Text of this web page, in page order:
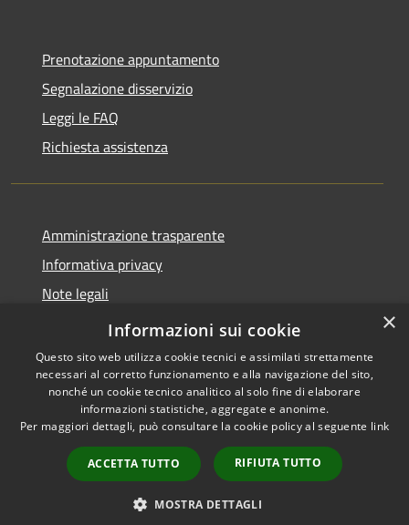
Prenotazione appuntamento
Segnalazione disservizio
Leggi le FAQ
Richiesta assistenza
Amministrazione trasparente
Informativa privacy
Note legali
Dichiarazione di accessibilità
Accessibilità
Copyright © 2026 • Comune di
Cene • Powered by
Municipium•
Accesso
redazione
×
Informazioni sui cookie
Questo sito web utilizza cookie tecnici e assimilati strettamente
necessari al corretto funzionamento e alla navigazione del sito,
nonché un cookie tecnico analitico al solo fine di elaborare
informazioni statistiche, aggregate e anonime.
Per maggiori dettagli, può consultare la cookie policy al seguente link
ACCETTA TUTTO RIFIUTA TUTTO
MOSTRA DETTAGLI